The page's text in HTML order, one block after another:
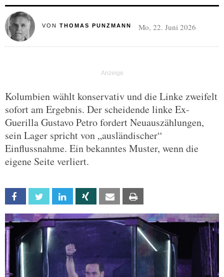
VON THOMAS PUNZMANN Mo, 22. Juni 2026
Kolumbien wählt konservativ und die Linke zweifelt
sofort am Ergebnis. Der scheidende linke Ex-
Guerilla Gustavo Petro fordert Neuauszählungen,
sein Lager spricht von „ausländischer“
Einflussnahme. Ein bekanntes Muster, wenn die
eigene Seite verliert.
Facebook Twitter Linkedin Xing Email